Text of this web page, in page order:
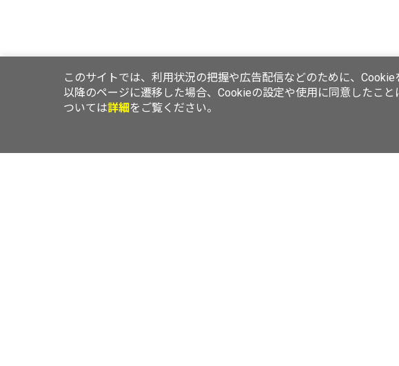
このサイトでは、利用状況の把握や広告配信などのために、
以降のページに遷移した場合、Cookieの設定や使用に同意したこ
ついては詳細をご覧ください。